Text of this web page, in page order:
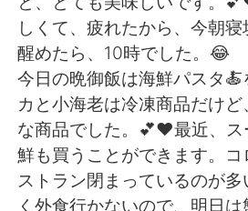
繁體中文 Español
العربية Français
Deutsch 日本語
한국어 Русский
しくて、疲れたから、今朝
醒めたら、10時でした。😂
今日の晩御飯は海鮮パスタ🍝
カと小海老は冷凍商品だけ
な商品でした。💕❤最近、ス
鮮も買うことができます。
ストラン閉まっているのが
く外食行かないので、明日